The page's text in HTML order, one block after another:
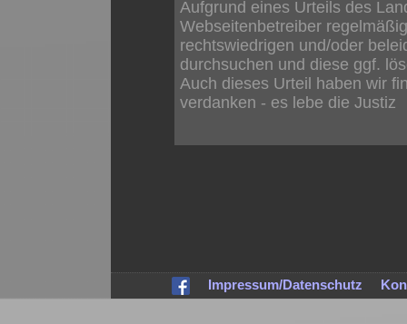
Aufgrund eines Urteils des
Webseitenbetreiber
rechtswiedrigen und/oder
durchsuchen und diese ggf.
Auch dieses Urteil haben wir
verdanken - es lebe die Justiz
Impressum/Datenschutz